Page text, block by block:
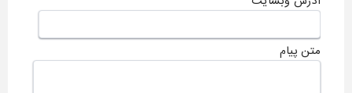
متن پیام